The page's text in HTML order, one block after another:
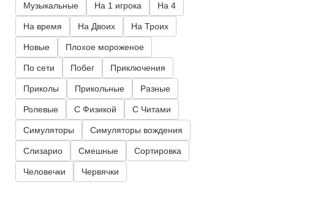
Музыкальные На 1 игрока На 4
На время На Двоих На Троих
Новые Плохое мороженое
По сети Побег Приключения
Приколы Прикольные Разные
Ролевые С Физикой С Читами
Симуляторы Симуляторы вождения
Слизарио Смешные Сортировка
Человечки Червячки